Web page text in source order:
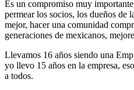
Es un compromiso muy
permear los socios, los dueños de
mejor, hacer una comunidad
generaciones de mexicanos,
Llevamos 16 años siendo una
yo llevo 15 años en la empresa,
a todos.